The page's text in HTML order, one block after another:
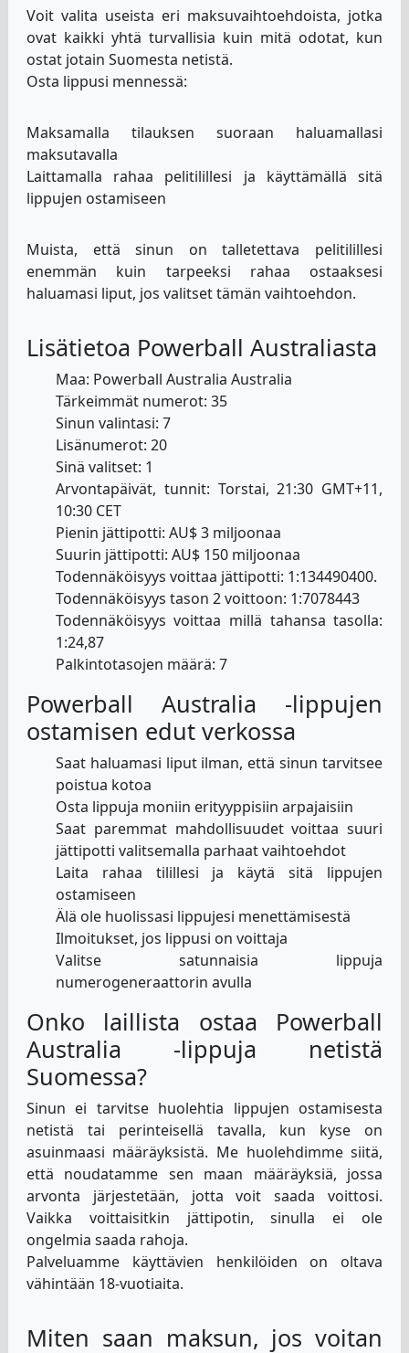
Voit valita useista eri maksuvaihtoehdoista, jotka
ovat kaikki yhtä turvallisia kuin mitä odotat, kun
ostat jotain Suomesta netistä.
Osta lippusi mennessä:
Maksamalla tilauksen suoraan haluamallasi
maksutavalla
Laittamalla rahaa pelitilillesi ja käyttämällä sitä
lippujen ostamiseen
Muista, että sinun on talletettava pelitilillesi
enemmän kuin tarpeeksi rahaa ostaaksesi
haluamasi liput, jos valitset tämän vaihtoehdon.
Lisätietoa Powerball Australiasta
Maa: Powerball Australia Australia
Tärkeimmät numerot: 35
Sinun valintasi: 7
Lisänumerot: 20
Sinä valitset: 1
Arvontapäivät, tunnit: Torstai, 21:30 GMT+11,
10:30 CET
Pienin jättipotti: AU$ 3 miljoonaa
Suurin jättipotti: AU$ 150 miljoonaa
Todennäköisyys voittaa jättipotti: 1:134490400.
Todennäköisyys tason 2 voittoon: 1:7078443
Todennäköisyys voittaa millä tahansa tasolla:
1:24,87
Palkintotasojen määrä: 7
Powerball Australia -lippujen
ostamisen edut verkossa
Saat haluamasi liput ilman, että sinun tarvitsee
poistua kotoa
Osta lippuja moniin erityyppisiin arpajaisiin
Saat paremmat mahdollisuudet voittaa suuri
jättipotti valitsemalla parhaat vaihtoehdot
Laita rahaa tilillesi ja käytä sitä lippujen
ostamiseen
Älä ole huolissasi lippujesi menettämisestä
Ilmoitukset, jos lippusi on voittaja
Valitse satunnaisia lippuja
numerogeneraattorin avulla
Onko laillista ostaa Powerball
Australia -lippuja netistä
Suomessa?
Sinun ei tarvitse huolehtia lippujen ostamisesta
netistä tai perinteisellä tavalla, kun kyse on
asuinmaasi määräyksistä. Me huolehdimme siitä,
että noudatamme sen maan määräyksiä, jossa
arvonta järjestetään, jotta voit saada voittosi.
Vaikka voittaisitkin jättipotin, sinulla ei ole
ongelmia saada rahoja.
Palveluamme käyttävien henkilöiden on oltava
vähintään 18-vuotiaita.
Miten saan maksun, jos voitan